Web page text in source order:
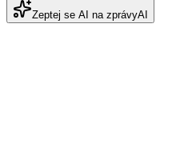
Zeptej se AI na zprávyAI